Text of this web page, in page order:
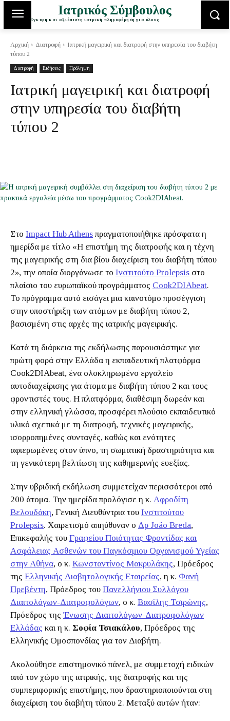
Ιατρικός Σύμβουλος
Έγκυρη και αξιόπιστη ιατρική πληροφόρηση για όλους
Αρχική Διατροφή
Ιατρική μαγειρική και διατροφή στην υπηρεσία του διαβήτη
τύπου 2
Διατροφή Ειδήσεις Πρόληψη
Ιατρική μαγειρική και διατροφή
στην υπηρεσία του διαβήτη
τύπου 2
Στο Impact Hub Athens πραγματοποιήθηκε πρόσφατα η
ημερίδα με τίτλο «Η επιστήμη της διατροφής και η τέχνη
της μαγειρικής στη δια βίου διαχείριση του διαβήτη τύπου
2», την οποία διοργάνωσε το Ινστιτούτο Prolepsis στο
πλαίσιο του ευρωπαϊκού προγράμματος Cook2DIAbeat.
Το πρόγραμμα αυτό εισάγει μια καινοτόμο προσέγγιση
στην υποστήριξη των ατόμων με διαβήτη τύπου 2,
βασισμένη στις αρχές της ιατρικής μαγειρικής.
Κατά τη διάρκεια της εκδήλωσης παρουσιάστηκε για
πρώτη φορά στην Ελλάδα η εκπαιδευτική πλατφόρμα
Cook2DIAbeat, ένα ολοκληρωμένο εργαλείο
αυτοδιαχείρισης για άτομα με διαβήτη τύπου 2 και τους
φροντιστές τους. Η πλατφόρμα, διαθέσιμη δωρεάν και
στην ελληνική γλώσσα, προσφέρει πλούσιο εκπαιδευτικό
υλικό σχετικά με τη διατροφή, τεχνικές μαγειρικής,
ισορροπημένες συνταγές, καθώς και ενότητες
αφιερωμένες στον ύπνο, τη σωματική δραστηριότητα και
τη γενικότερη βελτίωση της καθημερινής ευεξίας.
Στην υβριδική εκδήλωση συμμετείχαν περισσότεροι από
200 άτομα. Την ημερίδα προλόγισε η κ. Αφροδίτη
Βελουδάκη, Γενική Διευθύντρια του Ινστιτούτου
Prolepsis. Χαιρετισμό απηύθυναν ο Δρ João Breda,
Επικεφαλής του Γραφείου Ποιότητας Φροντίδας και
Ασφάλειας Ασθενών του Παγκόσμιου Οργανισμού Υγείας
στην Αθήνα, ο κ. Κωνσταντίνος Μακρυλάκης, Πρόεδρος
της Ελληνικής Διαβητολογικής Εταιρείας, η κ. Φανή
Πρεβέντη, Πρόεδρος του Πανελλήνιου Συλλόγου
Διαιτολόγων-Διατροφολόγων, ο κ. Βασίλης Τσιρώνης,
Πρόεδρος της Ένωσης Διαιτολόγων-Διατροφολόγων
Ελλάδας και η κ. Σοφία Τσιακάλου, Πρόεδρος της
Ελληνικής Ομοσπονδίας για τον Διαβήτη.
Ακολούθησε επιστημονικό πάνελ, με συμμετοχή ειδικών
από τον χώρο της ιατρικής, της διατροφής και της
συμπεριφορικής επιστήμης, που δραστηριοποιούνται στη
διαχείριση του διαβήτη τύπου 2. Μεταξύ αυτών ήταν: